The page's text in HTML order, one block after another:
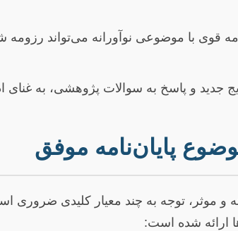
قوی با موضوعی نوآورانه می‌تواند
جدید و پاسخ به سوالات پژوهشی، به غنای
پایان‌نامه موفق
و موثر، توجه به چند معیار کلیدی
ارائه شده است: